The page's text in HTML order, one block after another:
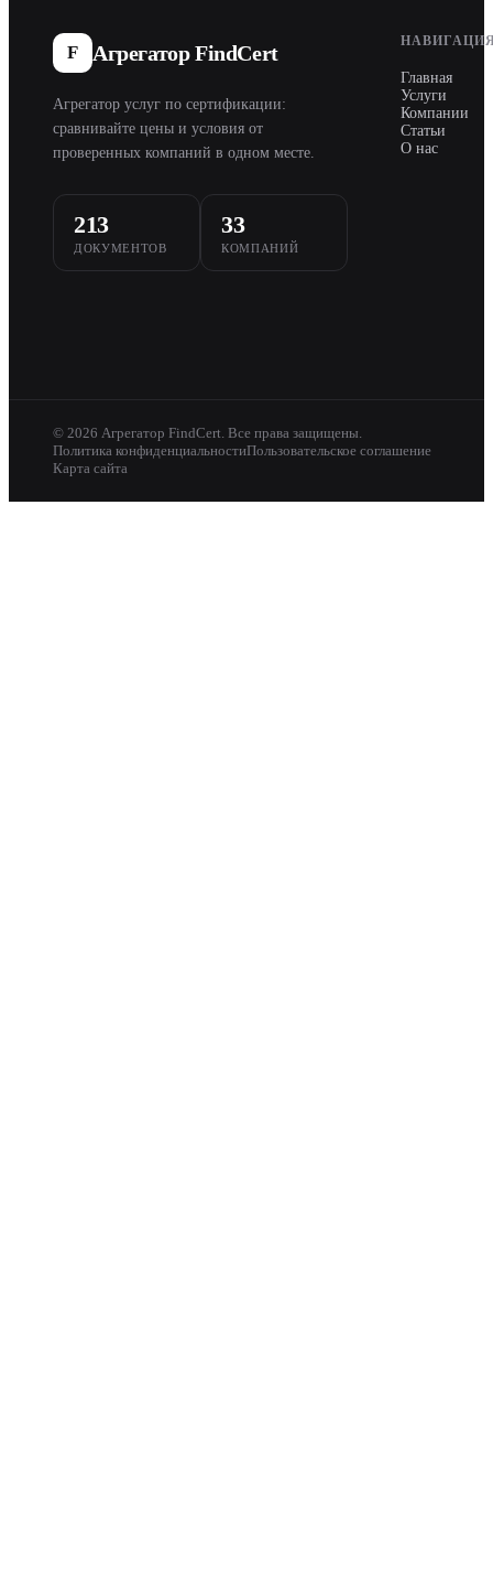
F Агрегатор FindCert
Агрегатор услуг по сертификации:
сравнивайте цены и условия от
проверенных компаний в одном месте.
213
ДОКУМЕНТОВ
33
КОМПАНИЙ
Главная
Услуги
Компании
Статьи
О нас
© 2026 Агрегатор FindCert. Все права защищены.
Политика конфиденциальностиПользовательское соглашение
Карта сайта